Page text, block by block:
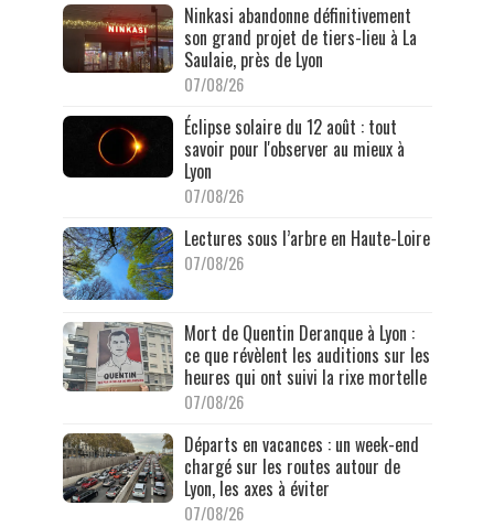
Ninkasi abandonne définitivement
son grand projet de tiers-lieu à La
Saulaie, près de Lyon
07/08/26
Éclipse solaire du 12 août : tout
savoir pour l'observer au mieux à
Lyon
07/08/26
Lectures sous l’arbre en Haute-Loire
07/08/26
Mort de Quentin Deranque à Lyon :
ce que révèlent les auditions sur les
heures qui ont suivi la rixe mortelle
07/08/26
Départs en vacances : un week-end
chargé sur les routes autour de
Lyon, les axes à éviter
07/08/26